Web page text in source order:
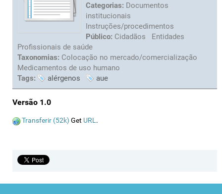
Categorias: Documentos
institucionais
Instruções/procedimentos
Público: Cidadãos
Entidades
Profissionais de saúde
Taxonomias: Colocação no mercado/comercialização
Medicamentos de uso humano
Tags:
alérgenos aue
Versão 1.0
Transferir (52k) Get URL.